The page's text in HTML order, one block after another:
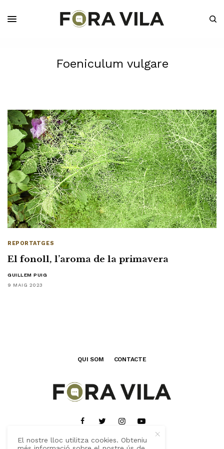
Foeniculum vulgare
REPORTATGES
El fonoll, l’aroma de la primavera
GUILLEM PUIG
9 MAIG 2023
QUI SOM CONTACTE
El nostre lloc utilitza cookies. Obteniu